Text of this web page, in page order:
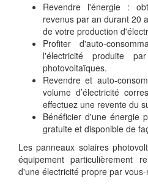
Revendre l'énergie :
revenus par an durant 20
de votre production
Profiter d'auto-
l'électricité produite
photovoltaïques.
Revendre et auto-
volume d’électricité
effectuez une revente du
Bénéficier d'une énergie
gratuite et disponible de
Les panneaux solaires
équipement particulièrement
d'une électricité propre par